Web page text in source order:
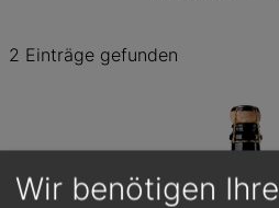
2 Einträge gefunden
Wir benötigen Ihre